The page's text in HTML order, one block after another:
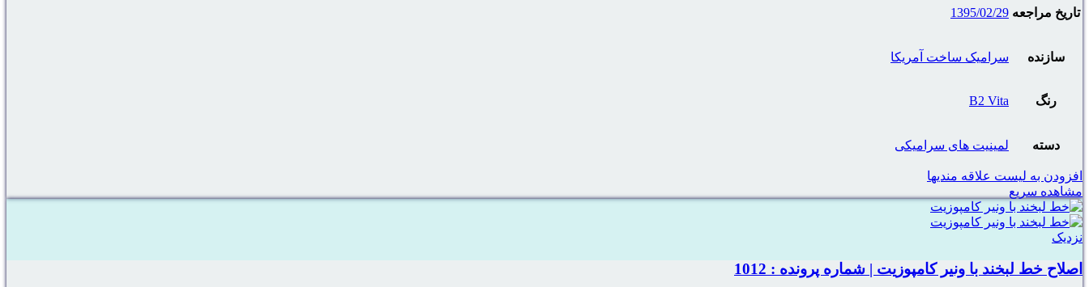
تاریخ مراجعه 1395/02/29
سازنده سرامیک ساخت آمریکا
رنگ B2 Vita
دسته لمینیت های سرامیکی
افزودن به لیست علاقه مندیها
مشاهده سریع
نزدیک
اصلاح خط لبخند با ونیر کامپوزیت | شماره پرونده : 1012